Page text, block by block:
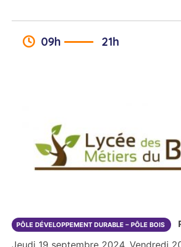
09h 21h
PÔLE DÉVELOPPEMENT DURABLE – PÔLE BOIS
Jeudi 19 septembre 2024, Vendredi